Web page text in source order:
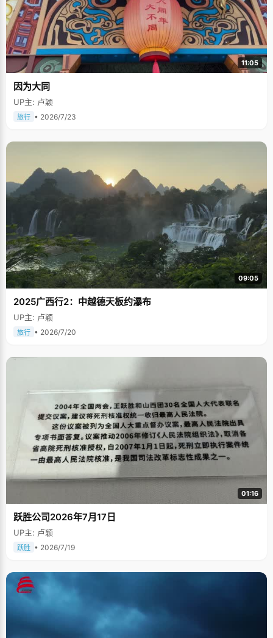
11:05
因为大同
UP主: 卢颖
旅行 • 2026/7/23
09:05
2025广西行2：中越德天板约瀑布
UP主: 卢颖
旅行 • 2026/7/20
01:16
跃胜公司2026年7月17日
UP主: 卢颖
跃胜 • 2026/7/19